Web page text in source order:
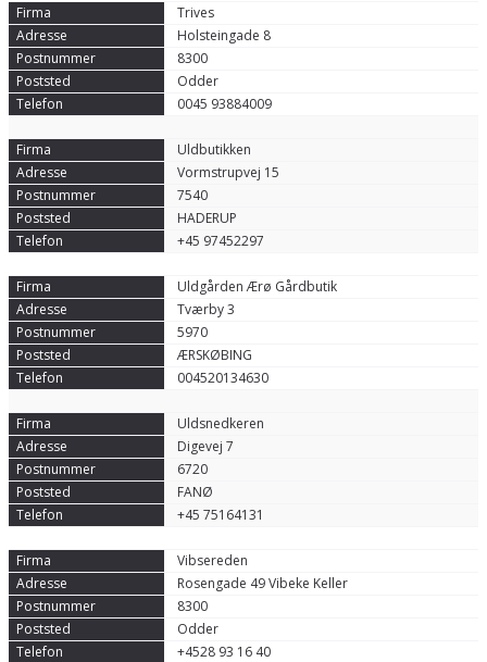
Trives
Holsteingade 8
8300
Odder
0045 93884009
Uldbutikken
Vormstrupvej 15
7540
HADERUP
+45 97452297
Uldgården Ærø Gårdbutik
Tværby 3
5970
ÆRSKØBING
004520134630
Uldsnedkeren
Digevej 7
6720
FANØ
+45 75164131
Vibsereden
Rosengade 49 Vibeke Keller
8300
Odder
+4528 93 16 40